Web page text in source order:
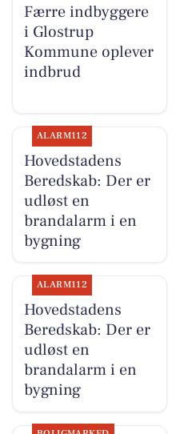
Færre indbyggere
i Glostrup
Kommune oplever
indbrud
ALARM112
Hovedstadens
Beredskab: Der er
udløst en
brandalarm i en
bygning
ALARM112
Hovedstadens
Beredskab: Der er
udløst en
brandalarm i en
bygning